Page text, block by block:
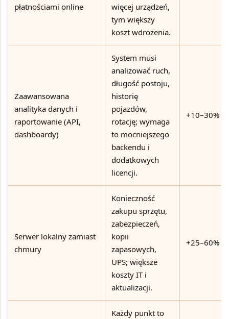
płatnościami online
więcej urządzeń,
tym większy
koszt wdrożenia.
Zaawansowana
analityka danych i
raportowanie (API,
dashboardy)
System musi
analizować ruch,
długość postoju,
historię
pojazdów,
rotację; wymaga
to mocniejszego
backendu i
dodatkowych
licencji.
+10–30%
Serwer lokalny zamiast
chmury
Konieczność
zakupu sprzętu,
zabezpieczeń,
kopii
zapasowych,
UPS; większe
koszty IT i
aktualizacji.
+25–60%
Każdy punkt to